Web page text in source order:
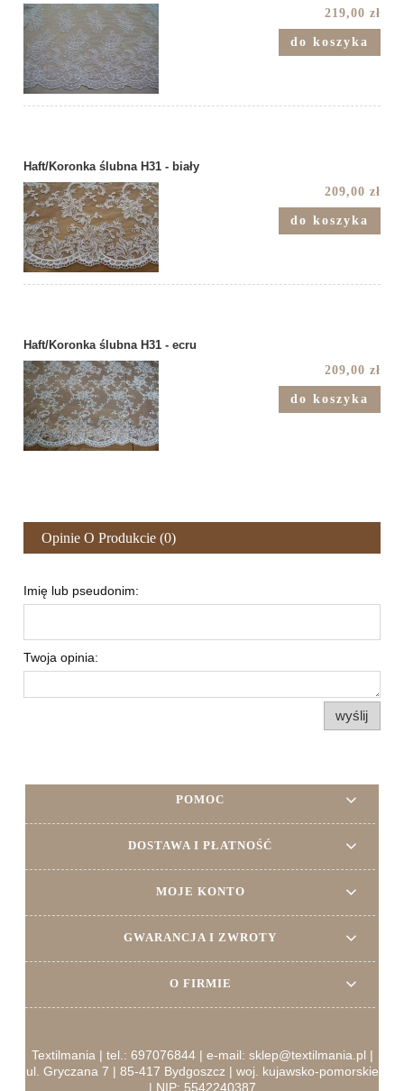
219,00 zł
do koszyka
Haft/Koronka ślubna H31 - biały
209,00 zł
do koszyka
Haft/Koronka ślubna H31 - ecru
209,00 zł
do koszyka
Opinie O Produkcie (0)
Imię lub pseudonim:
Twoja opinia:
wyślij
POMOC
DOSTAWA I PŁATNOŚĆ
MOJE KONTO
GWARANCJA I ZWROTY
O FIRMIE
Textilmania | tel.: 697076844 | e-mail: sklep@textilmania.pl |
ul. Gryczana 7 | 85-417 Bydgoszcz | woj. kujawsko-pomorskie
| NIP: 5542240387